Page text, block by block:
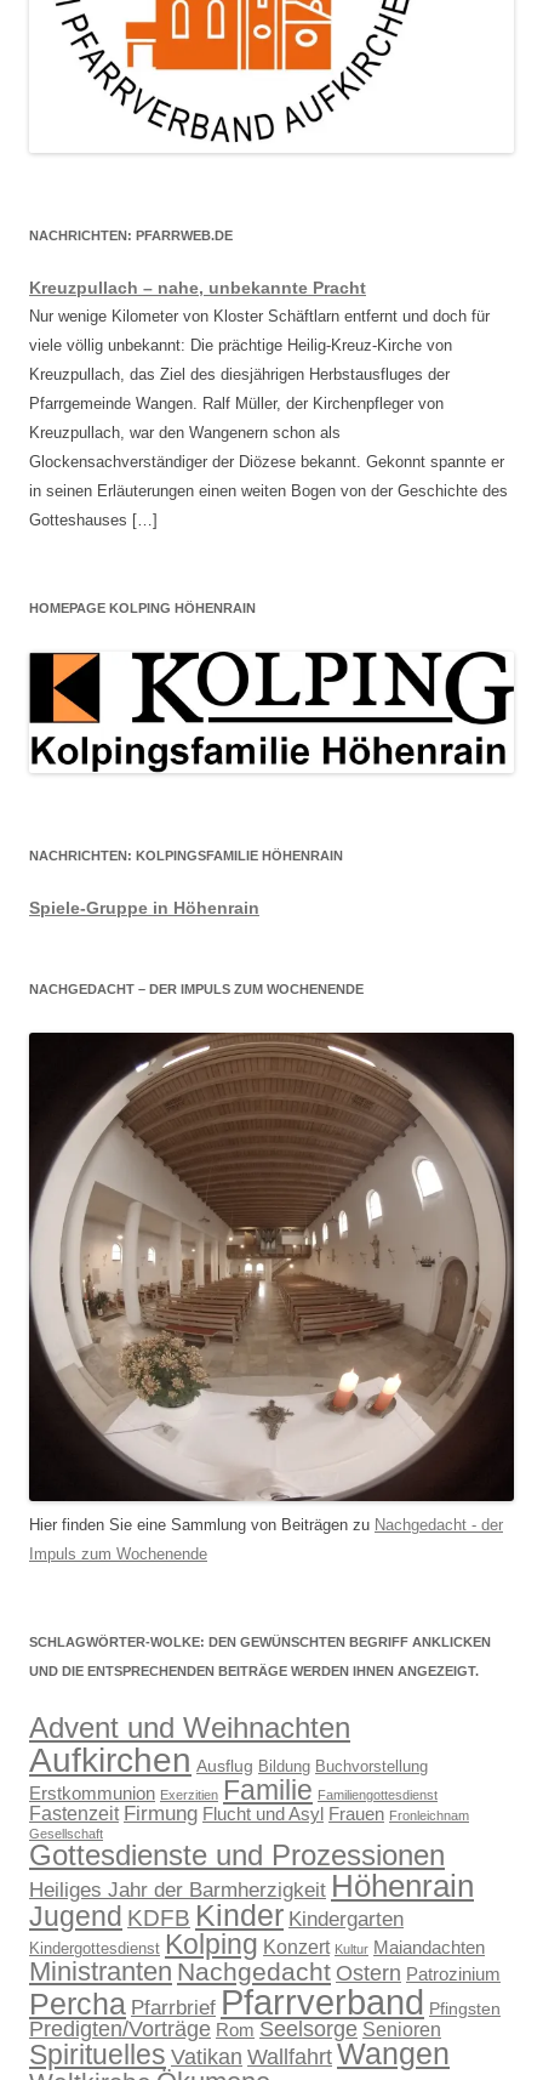
NACHRICHTEN: PFARRWEB.DE
Kreuzpullach – nahe, unbekannte Pracht
Nur wenige Kilometer von Kloster Schäftlarn entfernt und doch für
viele völlig unbekannt: Die prächtige Heilig-Kreuz-Kirche von
Kreuzpullach, das Ziel des diesjährigen Herbstausfluges der
Pfarrgemeinde Wangen. Ralf Müller, der Kirchenpfleger von
Kreuzpullach, war den Wangenern schon als
Glockensachverständiger der Diözese bekannt. Gekonnt spannte er
in seinen Erläuterungen einen weiten Bogen von der Geschichte des
Gotteshauses […]
HOMEPAGE KOLPING HÖHENRAIN
NACHRICHTEN: KOLPINGSFAMILIE HÖHENRAIN
Spiele-Gruppe in Höhenrain
NACHGEDACHT – DER IMPULS ZUM WOCHENENDE
Hier finden Sie eine Sammlung von Beiträgen zu Nachgedacht - der
Impuls zum Wochenende
SCHLAGWÖRTER-WOLKE: DEN GEWÜNSCHTEN BEGRIFF ANKLICKEN
UND DIE ENTSPRECHENDEN BEITRÄGE WERDEN IHNEN ANGEZEIGT.
Advent und Weihnachten
Aufkirchen Ausflug Bildung Buchvorstellung
Erstkommunion Exerzitien Familie Familiengottesdienst
Fastenzeit Firmung Flucht und Asyl Frauen Fronleichnam
Gesellschaft
Gottesdienste und Prozessionen
Heiliges Jahr der Barmherzigkeit Höhenrain
Jugend KDFB Kinder Kindergarten
Kindergottesdienst Kolping Konzert Kultur Maiandachten
Ministranten Nachgedacht Ostern Patrozinium
Percha Pfarrbrief Pfarrverband Pfingsten
Predigten/Vorträge Rom Seelsorge Senioren
Spirituelles Vatikan WallfahrtWangen